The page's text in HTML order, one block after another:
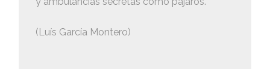
(Luís García Montero)